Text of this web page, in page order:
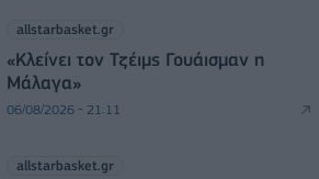
allstarbasket.gr
«Κλείνει τον Τζέιμς Γουάισμαν η
Μάλαγα»
06/08/2026 - 21:11
allstarbasket.gr